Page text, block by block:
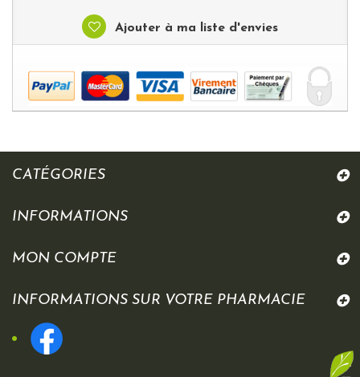
Ajouter à ma liste d'envies
CATÉGORIES
INFORMATIONS
MON COMPTE
INFORMATIONS SUR VOTRE PHARMACIE